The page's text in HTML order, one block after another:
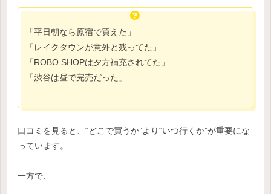
「平日朝なら原宿で買えた」
「レイクタウンが意外と残ってた」
「ROBO SHOPは夕方補充されてた」
「渋谷は昼で完売だった」
口コミを見ると、“どこで買うか”より“いつ行くか”が重要にな
っています。
一方で、